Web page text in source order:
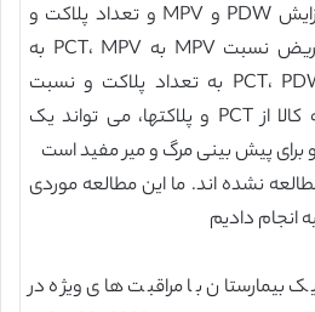
فرض ما این است که با افزایش PDW و MPV و تعداد پلاکت و
کاهش PCTدر کودکان مریض نسبت MPV به PCT، MPV به
تعداد پلاکت، PDW به PCT، PDW به تعداد پلاکت و نسبت
محصول MPV و PDW به کالا از PCT و پلاکتها، می تواند یک
پیش بینی مرگ و میر مفید است
نشده اند. ما این مطالعه موردی
انجام دادیم
با مراقبت های ویژه در